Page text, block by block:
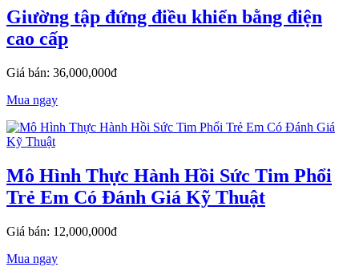
Giường tập đứng điều khiển bằng điện
cao cấp
Giá bán: 36,000,000đ
Mua ngay
Mô Hình Thực Hành Hồi Sức Tim Phổi
Trẻ Em Có Đánh Giá Kỹ Thuật
Giá bán: 12,000,000đ
Mua ngay